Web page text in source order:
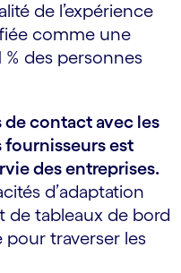
de l’expérience
comme une
des personnes
contact avec les
fournisseurs est
des entreprises.
d’adaptation
de tableaux de bord
traverser les